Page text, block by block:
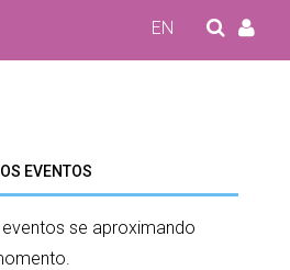
EN
EVENTOS
se aproximando